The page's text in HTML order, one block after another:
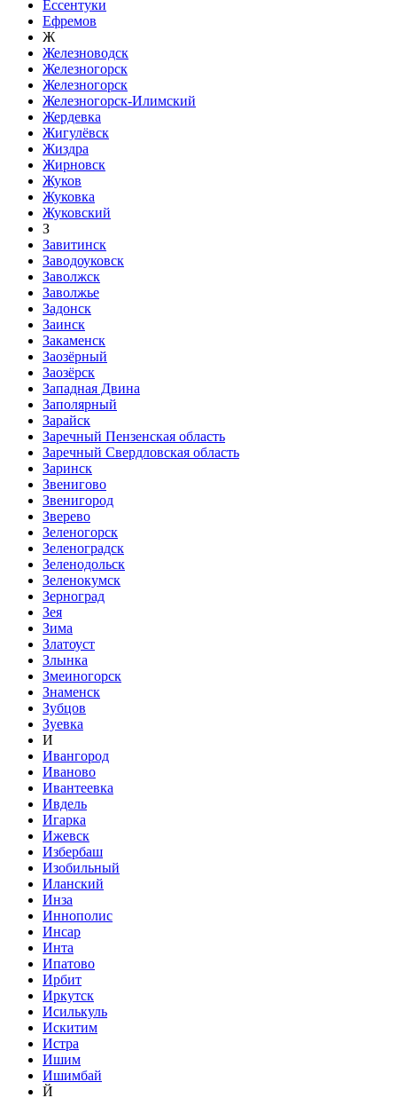
Ессентуки
Ефремов
Ж
Железноводск
Железногорск
Железногорск
Железногорск-Илимский
Жердевка
Жигулёвск
Жиздра
Жирновск
Жуков
Жуковка
Жуковский
З
Завитинск
Заводоуковск
Заволжск
Заволжье
Задонск
Заинск
Закаменск
Заозёрный
Заозёрск
Западная Двина
Заполярный
Зарайск
Заречный Пензенская область
Заречный Свердловская область
Заринск
Звенигово
Звенигород
Зверево
Зеленогорск
Зеленоградск
Зеленодольск
Зеленокумск
Зерноград
Зея
Зима
Златоуст
Злынка
Змеиногорск
Знаменск
Зубцов
Зуевка
И
Ивангород
Иваново
Ивантеевка
Ивдель
Игарка
Ижевск
Избербаш
Изобильный
Иланский
Инза
Иннополис
Инсар
Инта
Ипатово
Ирбит
Иркутск
Исилькуль
Искитим
Истра
Ишим
Ишимбай
Й